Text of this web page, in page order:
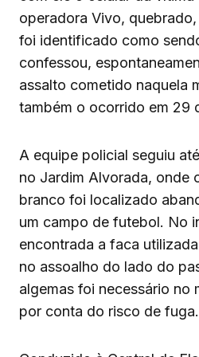
operadora Vivo,
foi identificado como
confessou,
assalto cometido naquela
também o ocorrido em 29
A equipe policial seguiu
no Jardim Alvorada, onde
branco foi localizado
um campo de futebol. No
encontrada a faca
no assoalho do lado do
algemas foi necessário no
por conta do risco de fuga.